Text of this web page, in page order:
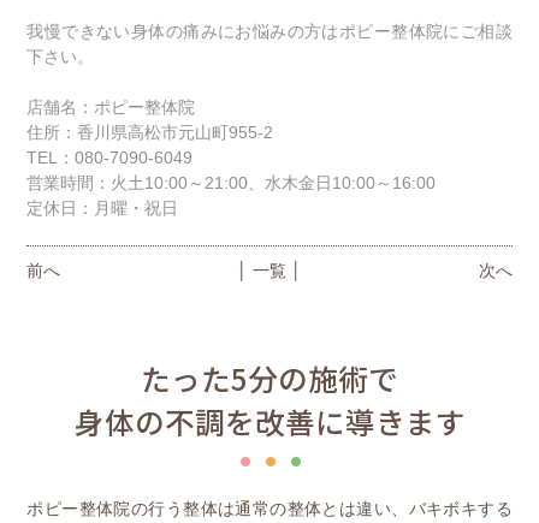
我慢できない身体の痛みにお悩みの方はポピー整体院にご相談
下さい。
店舗名：ポピー整体院
住所：香川県高松市元山町955-2
TEL：080-7090-6049
営業時間：火土10:00～21:00、水木金日10:00～16:00
定休日：月曜・祝日
前へ 次へ
│ 一覧 │
たった5分の施術で
身体の不調を改善に導きます
ポピー整体院の行う整体は通常の整体とは違い、バキボキする